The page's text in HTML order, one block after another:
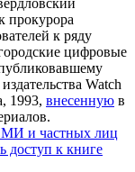
прокурора
к ряду
цифровые
Watch
1993, внесенную в
и частных лиц
доступ к книге